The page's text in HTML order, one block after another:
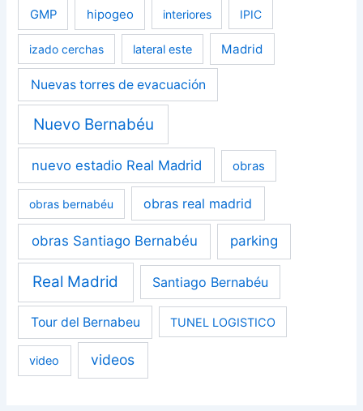
GMP hipogeo interiores IPIC
izado cerchas lateral este Madrid
Nuevas torres de evacuación
Nuevo Bernabéu
nuevo estadio Real Madrid obras
obras bernabéu obras real madrid
obras Santiago Bernabéu parking
Real Madrid Santiago Bernabéu
Tour del Bernabeu TUNEL LOGISTICO
video videos